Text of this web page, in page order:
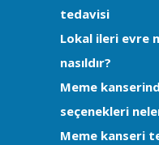
tedavisi
Lokal ileri evre
nasıldır?
Meme
seçenekleri
Meme kanseri